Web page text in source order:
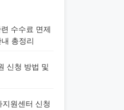
수수료 면제
총정리
신청 방법 및
원센터 신청